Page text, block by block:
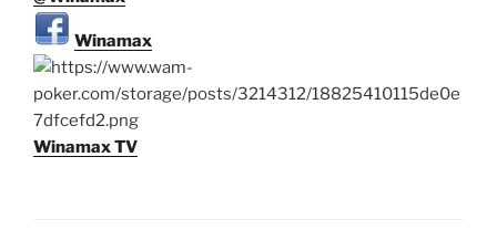
Winamax
Winamax TV